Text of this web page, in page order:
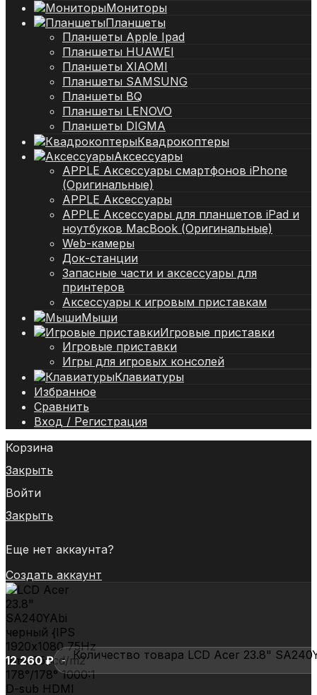
Мониторы
Планшеты
Планшеты Apple Ipad
Планшеты HUAWEI
Планшеты XIAOMI
Планшеты SAMSUNG
Планшеты BQ
Планшеты LENOVO
Планшеты DIGMA
Квадрокоптеры
Аксессуары
APPLE Аксессуары смартфонов iPhone
(Оригинальные)
APPLE Аксессуары
APPLE Аксессуары для планшетов iPad и
ноутбуков MacBook (Оригинальные)
Web-камеры
Док-станции
Запасные части и аксессуары для
принтеров
Аксессуары к игровым приставкам
Мыши
Игровые приставки
Игровые приставки
Игры для игровых консолей
Клавиатуры
Избранное
Сравнить
Вход / Регистрация
Корзина
Закрыть
Войти
Закрыть
Еще нет аккаунта?
Создать аккаунт
12 260₽ Количество товара LCD Acer 23.8"